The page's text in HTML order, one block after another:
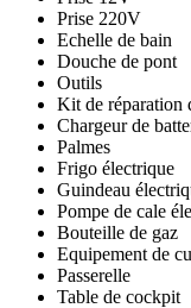
Prise 220V
Echelle de bain
Douche de pont
Outils
Kit de réparation
Chargeur de
Palmes
Frigo électrique
Guindeau
Pompe de cale
Bouteille de gaz
Equipement de
Passerelle
Table de cockpit